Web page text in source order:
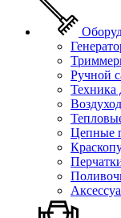
Ручной
Техника
Цепные